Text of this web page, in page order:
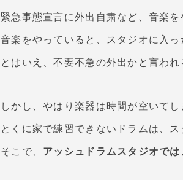
緊急事態宣言に外出自粛など、音楽
音楽をやっていると、スタジオに入
とはいえ、不要不急の外出かと言わ
しかし、やはり楽器は時間が空いて
とくに家で練習できないドラムは、
そこで、 アッシュドラムスタジオで